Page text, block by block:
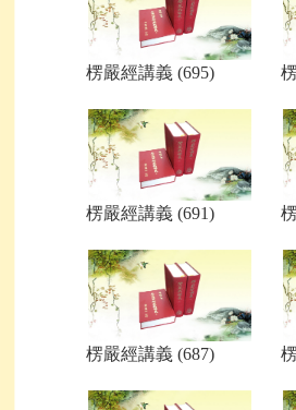
楞嚴經講義 (695)
楞嚴經講義 (691)
楞嚴經講義 (687)